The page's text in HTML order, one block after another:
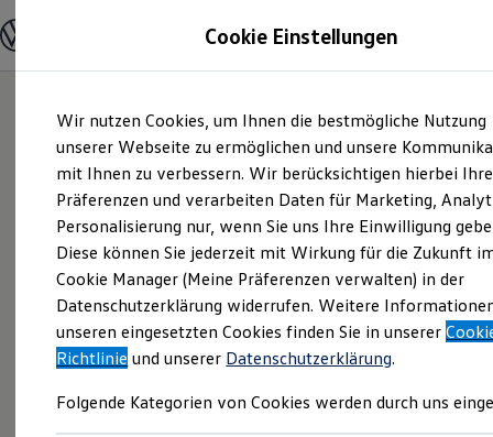
Hauptinhalt
springen
Footer
springen
Modelle und Konfigurator
Modelle vergleichen
Elektroautos
ENERGY Sondermodelle
Nutzfahrzeuge
SUV und CUV
Familienautos
Kombis
Kompaktwagen
Sportwagen
Schnell verfügbare Fahrzeuge
Angebote und Produkte
Aktuelle Angebote
E-Auto-Förderung
Volkswagen Marktplatz
Junge Gebrauchtwagen und Gebrauchtwagen
Cookie Einstellungen
Wir nutzen Cookies, um Ihnen die bestmögliche Nutzung
unserer Webseite zu ermöglichen und unsere
mit Ihnen zu verbessern. Wir berücksichtigen hierbei Ihre
Präferenzen und verarbeiten Daten für Marketing,
Personalisierung nur, wenn Sie uns Ihre Einwilligung
Diese können Sie jederzeit mit Wirkung für die Zukunft
Cookie Manager (Meine Präferenzen verwalten) in der
Datenschutzerklärung widerrufen. Weitere
unseren eingesetzten Cookies finden Sie in unserer
Richtlinie und unserer Datenschutzerklärung.
Folgende Kategorien von Cookies werden durch uns